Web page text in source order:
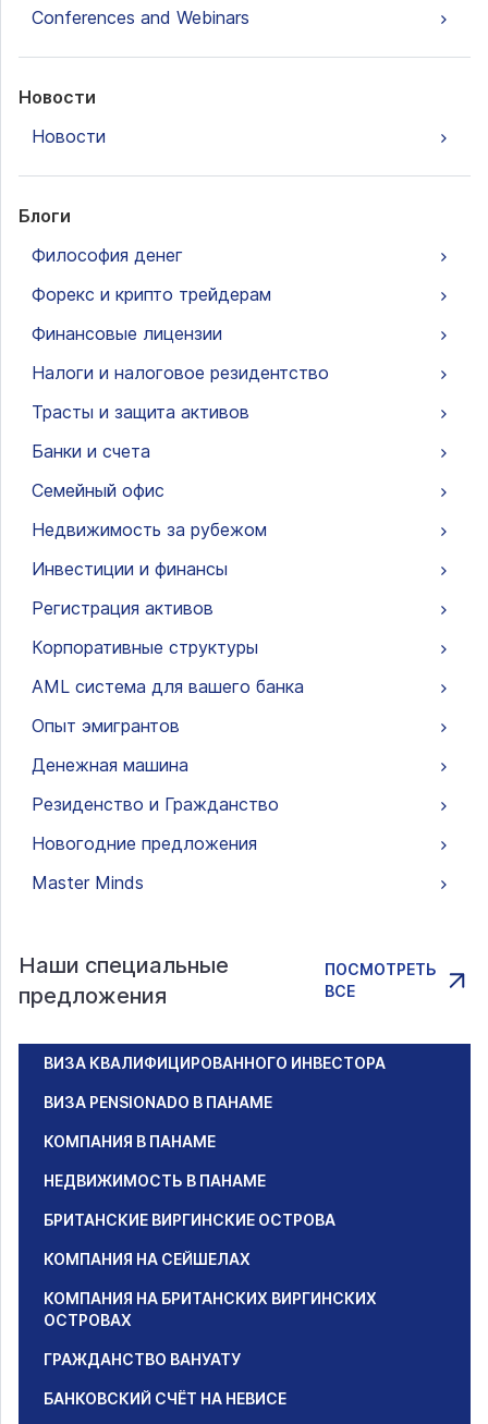
Conferences and Webinars
Новости
Новости
Блоги
Философия денег
Форекс и крипто трейдерам
Финансовые лицензии
Налоги и налоговое резидентство
Трасты и защита активов
Банки и счета
Семейный офис
Недвижимость за рубежом
Инвестиции и финансы
Регистрация активов
Корпоративные структуры
AML система для вашего банка
Опыт эмигрантов
Денежная машина
Резиденство и Гражданство
Новогодние предложения
Master Minds
Наши специальные
предложения
ПОСМОТРЕТЬ
ВСЕ
ВИЗА КВАЛИФИЦИРОВАННОГО ИНВЕСТОРА
ВИЗА PENSIONADO В ПАНАМЕ
КОМПАНИЯ В ПАНАМЕ
НЕДВИЖИМОСТЬ В ПАНАМЕ
БРИТАНСКИЕ ВИРГИНСКИЕ ОСТРОВА
КОМПАНИЯ НА СЕЙШЕЛАХ
КОМПАНИЯ НА БРИТАНСКИХ ВИРГИНСКИХ
ОСТРОВАХ
ГРАЖДАНСТВО ВАНУАТУ
БАНКОВСКИЙ СЧЁТ НА НЕВИСЕ